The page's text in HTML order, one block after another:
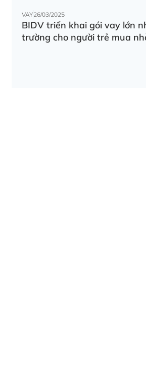
VAY26/03/2025
BIDV triển khai gói vay lớn
trường cho người trẻ mua